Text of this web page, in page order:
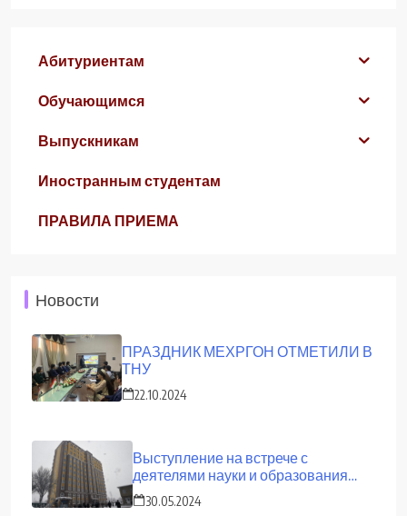
Абитуриентам
Обучающимся
Выпускникам
Иностранным студентам
ПРАВИЛА ПРИЕМА
Новости
ПРАЗДНИК МЕХРГОН ОТМЕТИЛИ В
ТНУ
22.10.2024
Выступление на встрече с
деятелями науки и образования
страны
30.05.2024